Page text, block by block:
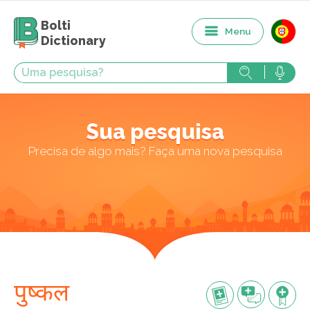
Bolti
Dictionary
Menu
Sua pesquisa
Precisa de algo mais? Faça uma nova pesquisa
पुष्कल